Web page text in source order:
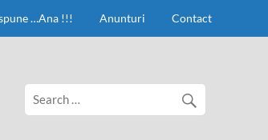
…Ana !!! Anunturi Contact